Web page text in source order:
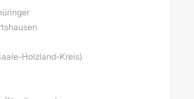
Holzland-Kreis)